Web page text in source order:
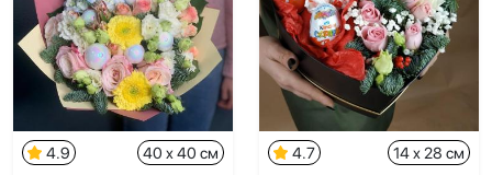
4.9 40 x 40 см 4.7 14 x 28 см